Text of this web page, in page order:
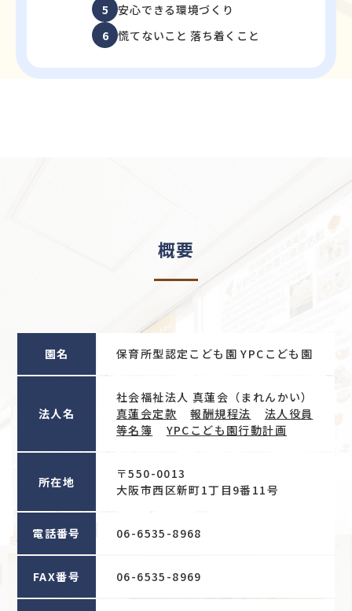
5
安心できる環境づくり
6
慌てないこと 落ち着くこと
概要
園名 保育所型認定こども園 YPCこども園
法人名
社会福祉法人 真蓮会（まれんかい）
真蓮会定款
報酬規程法
法人役員
等名簿
YPCこども園行動計画
所在地
〒550-0013
大阪市西区新町1丁目9番11号
電話番号 06-6535-8968
FAX番号 06-6535-8969